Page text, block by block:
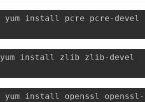
yum install pcre pcre-devel
yum install zlib zlib-devel
yum install openssl